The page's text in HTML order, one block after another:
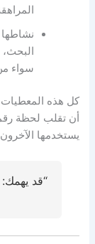
البحث،
سواء
كل هذه
أن تقلب لحظة
يستخدمها
“قد يهمك: